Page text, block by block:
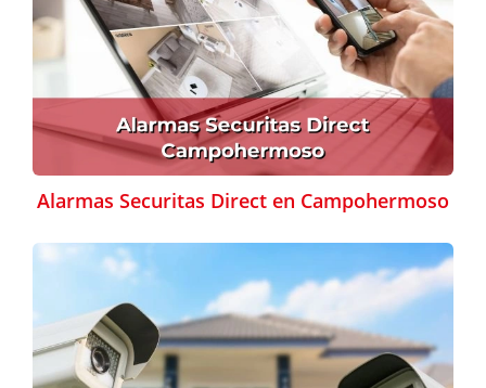
Alarmas Securitas Direct en Campohermoso